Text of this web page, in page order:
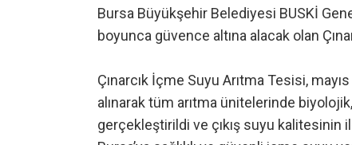
Bursa Büyükşehir Belediyesi BUSKİ
boyunca güvence altına alacak olan
Çınarcık İçme Suyu Arıtma Tesisi,
alınarak tüm arıtma ünitelerinde
gerçekleştirildi ve çıkış suyu kalitesinin